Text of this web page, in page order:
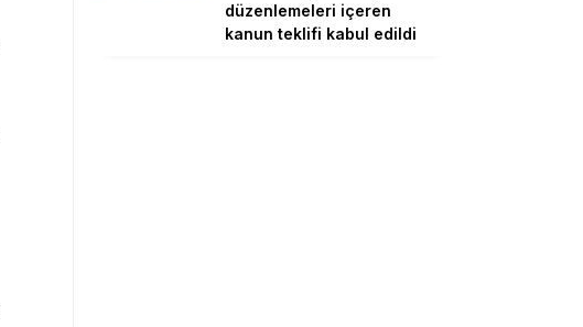
düzenlemeleri içeren
kanun teklifi kabul edildi